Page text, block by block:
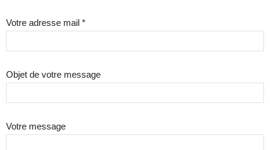
Votre adresse mail *
Objet de votre message
Votre message